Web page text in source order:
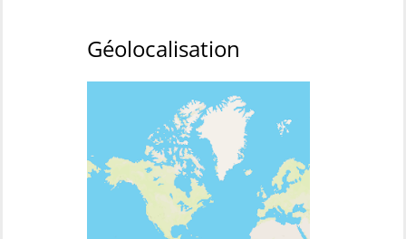
Géolocalisation